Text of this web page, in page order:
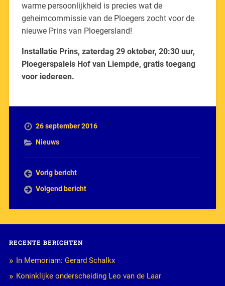
warme persoonlijkheid is precies wat de
geheimcommissie van de Ploegers zocht voor de
nieuwe Prins van Ploegersland!
Installatie Prins, zaterdag 29 oktober, 20:30 uur,
Ploegerspaleis Hof van Liempde, gratis toegang
voor iedereen.
26 september 2016
Nieuws
Vorig bericht
Volgend bericht
RECENTE BERICHTEN
In Memoriam: Gerard Schalkx
Koninklijke onderscheiding Leo van de Laar